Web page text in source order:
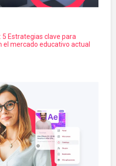
Estrategias clave para
mercado educativo actual